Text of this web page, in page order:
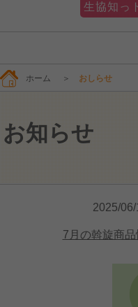
生協知っ
ホーム ＞ おしらせ
お知らせ
2025/06/
7月の斡旋商品